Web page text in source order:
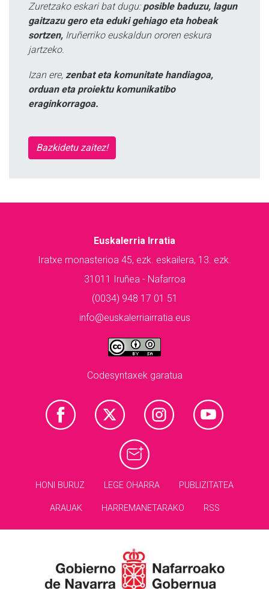
Zuretzako eskari bat dugu: posible baduzu, lagun
gaitzazu gero eta eduki gehiago eta hobeak
sortzen, Iruñerriko euskaldun ororen eskura
jartzeko.
Izan ere, zenbat eta komunitate handiagoa,
orduan eta proiektu komunikatibo
eraginkorragoa.
Bazkidetu zaitez!
Euskalerria Irratia
Iratxe monasterioa 45, ezk. eskailera, 13. ezk.
31011 Iruñea - Nafarroa
(0034) 948 17 01 51
info@euskalerriairratia.eus
Codesyntaxek garatua
HONI BURUZ LEGE OHARRA PUBLIZITATEA
ARAUAK HARREMANETARAKO RSS